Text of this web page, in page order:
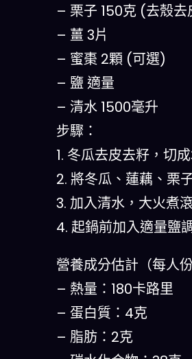
– 栗子 150克 (去殼去
– 薑 3片
– 蜜棗 2顆 (可選)
– 鹽 適量
– 清水 1500毫升
步驟：
1. 冬瓜去皮去籽，切
2. 將冬瓜、蓮藕、栗
3. 加入清水，大火煮
4. 起鍋前加入適量鹽
營養成分估計（每人
– 熱量：180卡路里
– 蛋白質：4克
– 脂肪：2克